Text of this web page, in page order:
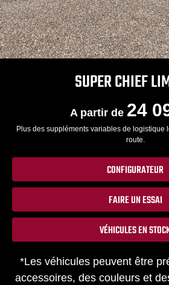
SUPER CHIEF
A partir de 24
Plus des suppléments variables de logistique
route.
CONFIGURATEUR
FAIRE UN ESSAI
VÉHICULES EN
*Les véhicules peuvent être
accessoires, des couleurs et